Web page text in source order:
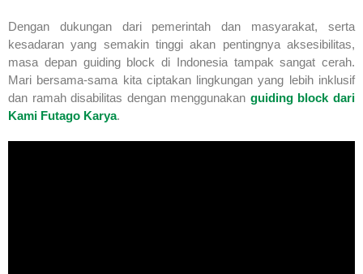
Dengan dukungan dari pemerintah dan masyarakat, serta
kesadaran yang semakin tinggi akan pentingnya aksesibilitas,
masa depan guiding block di Indonesia tampak sangat cerah.
Mari bersama-sama kita ciptakan lingkungan yang lebih inklusif
dan ramah disabilitas dengan menggunakan guiding block dari
Kami Futago Karya.